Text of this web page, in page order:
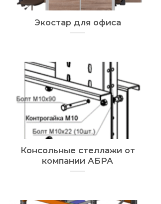
Экостар для офиса
Консольные стеллажи от
компании АБРА